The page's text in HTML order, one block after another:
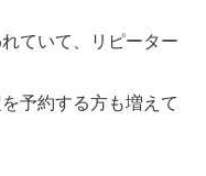
ていて、リピーター
予約する方も増えて